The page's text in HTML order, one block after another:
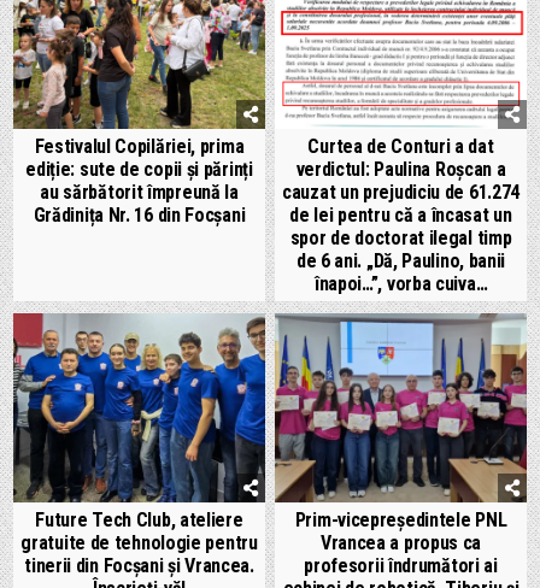
Festivalul Copilăriei, prima
ediție: sute de copii și părinți
au sărbătorit împreună la
Grădinița Nr. 16 din Focșani
Curtea de Conturi a dat
verdictul: Paulina Roșcan a
cauzat un prejudiciu de 61.274
de lei pentru că a încasat un
spor de doctorat ilegal timp
de 6 ani. „Dă, Paulino, banii
înapoi…”, vorba cuiva…
Future Tech Club, ateliere
gratuite de tehnologie pentru
tinerii din Focșani și Vrancea.
Prim-vicepreședintele PNL
Vrancea a propus ca
profesorii îndrumători ai